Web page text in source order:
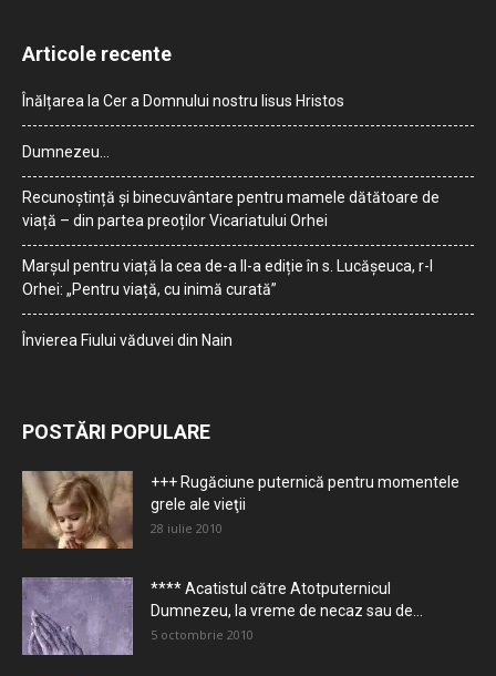
Articole recente
Înălțarea la Cer a Domnului nostru Iisus Hristos
Dumnezeu…
Recunoștință și binecuvântare pentru mamele dătătoare de
viață – din partea preoților Vicariatului Orhei
Marșul pentru viață la cea de-a II-a ediție în s. Lucășeuca, r-l
Orhei: „Pentru viață, cu inimă curată”
Învierea Fiului văduvei din Nain
POSTĂRI POPULARE
+++ Rugăciune puternică pentru momentele
grele ale vieţii
28 iulie 2010
**** Acatistul către Atotputernicul
Dumnezeu, la vreme de necaz sau de...
5 octombrie 2010